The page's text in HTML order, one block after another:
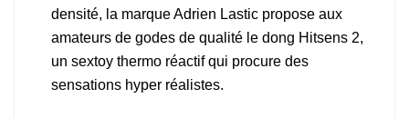
densité, la marque Adrien Lastic propose aux
amateurs de godes de qualité le dong Hitsens 2,
un sextoy thermo réactif qui procure des
sensations hyper réalistes.